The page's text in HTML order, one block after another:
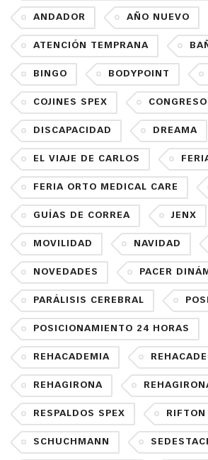
ANDADOR AÑO NUEVO
ATENCIÓN TEMPRANA
BINGO BODYPOINT
COJINES SPEX CONGRESO
DISCAPACIDAD DREAMA
EL VIAJE DE CARLOS
FERIA ORTO MEDICAL CARE
GUÍAS DE CORREA JENX
MOVILIDAD NAVIDAD
NOVEDADES PACER
PARÁLISIS CEREBRAL
POSICIONAMIENTO 24 HORAS
REHACADEMIA
REHAGIRONA
RESPALDOS SPEX RIFTON
SCHUCHMANN